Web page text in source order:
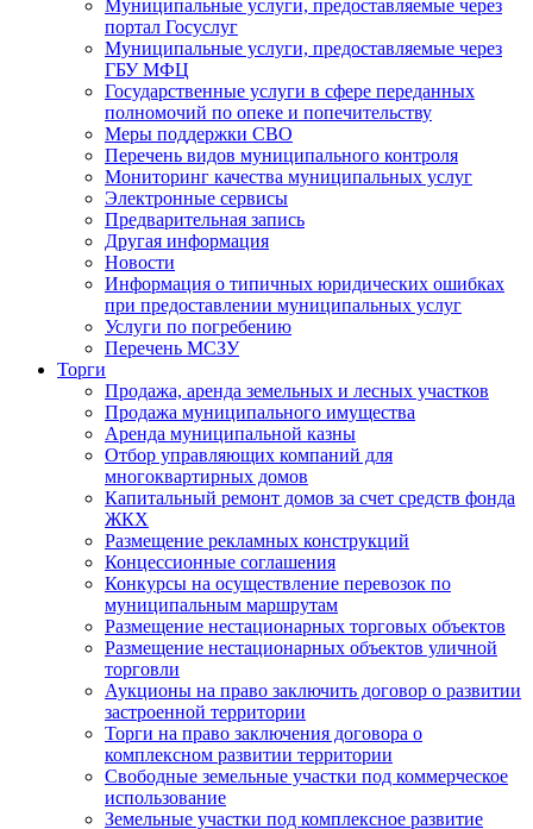
Муниципальные услуги, предоставляемые через
портал Госуслуг
Муниципальные услуги, предоставляемые через
ГБУ МФЦ
Государственные услуги в сфере переданных
полномочий по опеке и попечительству
Меры поддержки СВО
Перечень видов муниципального контроля
Мониторинг качества муниципальных услуг
Электронные сервисы
Предварительная запись
Другая информация
Новости
Информация о типичных юридических ошибках
при предоставлении муниципальных услуг
Услуги по погребению
Перечень МСЗУ
Торги
Продажа, аренда земельных и лесных участков
Продажа муниципального имущества
Аренда муниципальной казны
Отбор управляющих компаний для
многоквартирных домов
Капитальный ремонт домов за счет средств фонда
ЖКХ
Размещение рекламных конструкций
Концессионные соглашения
Конкурсы на осуществление перевозок по
муниципальным маршрутам
Размещение нестационарных торговых объектов
Размещение нестационарных объектов уличной
торговли
Аукционы на право заключить договор о развитии
застроенной территории
Торги на право заключения договора о
комплексном развитии территории
Свободные земельные участки под коммерческое
использование
Земельные участки под комплексное развитие